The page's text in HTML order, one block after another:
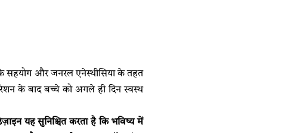
सहयोग और जनरल एनेस्थीसिया के तहत
के बाद बच्चे को अगले ही दिन स्वस्थ
यह सुनिश्चित करता है कि भविष्य में